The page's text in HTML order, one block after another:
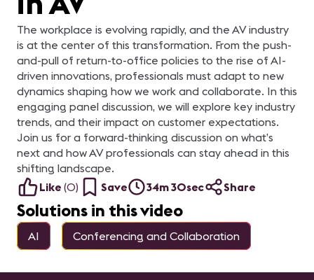
experiencia adecuada al
Rodolfo Castro Aguilar, Sr
Engineer Unified
Communications en
Newtech
SAS, Ana María Ortiz
Gerente de proyectos en
Channels Media y Ana
María Restrepo, Regional
manager – Andean and
South Central America
Region en AVIXA LATAM
The workplace is evolving rapidly, and the AV industry
is at the center of this transformation. From the push-
and-pull of return-to-office policies to the rise of AI-
driven innovations, professionals must adapt to new
dynamics shaping how we work and collaborate. In this
engaging panel discussion, we will explore key industry
trends, and their impact on customer expectations.
Join us for a forward-thinking discussion on what’s
next and how AV professionals can stay ahead in this
shifting landscape.
Like (0) Save 34m 30sec Share
Solutions in this video
AI Conferencing and Collaboration